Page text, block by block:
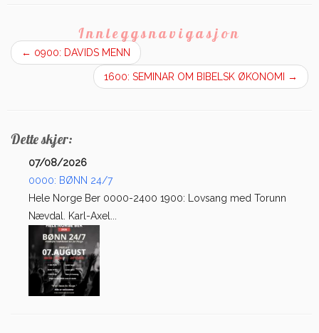
Innleggsnavigasjon
← 0900: DAVIDS MENN
1600: SEMINAR OM BIBELSK ØKONOMI →
Dette skjer:
07/08/2026
0000: BØNN 24/7
Hele Norge Ber 0000-2400 1900: Lovsang med Torunn
Nævdal. Karl-Axel...